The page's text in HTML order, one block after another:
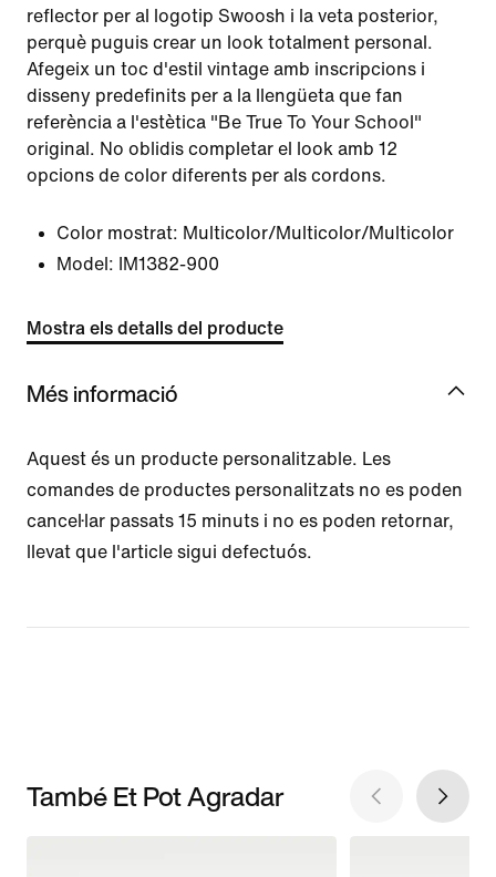
reflector per al logotip Swoosh i la veta posterior,
perquè puguis crear un look totalment personal.
Afegeix un toc d'estil vintage amb inscripcions i
disseny predefinits per a la llengüeta que fan
referència a l'estètica "Be True To Your School"
original. No oblidis completar el look amb 12
opcions de color diferents per als cordons.
Color mostrat: Multicolor/Multicolor/Multicolor
Model:
IM1382-900
Mostra els detalls del producte
Més informació
Aquest és un producte personalitzable. Les
comandes de productes personalitzats no es poden
cancel·lar passats 15 minuts i no es poden retornar,
llevat que l'article sigui defectuós.
També Et Pot Agradar